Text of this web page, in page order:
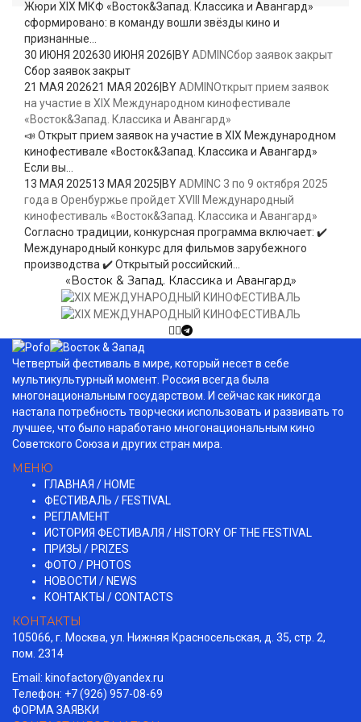
Жюри XIX МКФ «Восток&Запад. Классика и Авангард»
сформировано: в команду вошли звёзды кино и
признанные...
30 ИЮНЯ 202630 ИЮНЯ 2026|BYADMINСбор заявок закрыт
Сбор заявок закрыт
21 МАЯ 202621 МАЯ 2026|BYADMINОткрыт прием заявок
на участие в XIX Международном кинофестивале
«Восток&Запад. Классика и Авангард»
📣 Открыт прием заявок на участие в XIX Международном
кинофестивале «Восток&Запад. Классика и Авангард»
Если вы...
13 МАЯ 202513 МАЯ 2025|BYADMINС 3 по 9 октября 2025
года в Оренбуржье пройдет XVIII Международный
кинофестиваль «Восток&Запад. Классика и Авангард»
Согласно традиции, конкурсная программа включает: ✔️
Международный конкурс для фильмов зарубежного
производства ✔️ Открытый российский...
«Восток & Запад. Классика и Авангард»
Четвертый фестиваль в мире, который несет в себе
мультикультурный момент. Россия всегда была
многонациональным государством. И сейчас как никогда
настала потребность творчески использовать и развивать то
лучшее, что было наработано многонациональным кино
Советского Союза и других стран мира.
МЕНЮ
ГЛАВНАЯ / HOME
ФЕСТИВАЛЬ / FESTIVAL
РЕГЛАМЕНТ
ИСТОРИЯ ФЕСТИВАЛЯ / HISTORY OF THE FESTIVAL
ПРИЗЫ / PRIZES
ФОТО / PHOTOS
НОВОСТИ / NEWS
КОНТАКТЫ / СONTACTS
КОНТАКТЫ
105066, г. Москва, ул. Нижняя Красносельская, д. 35, стр. 2,
пом. 2314
Email: kinofactory@yandex.ru
Телефон: +7 (926) 957-08-69
ФОРМА ЗАЯВКИ